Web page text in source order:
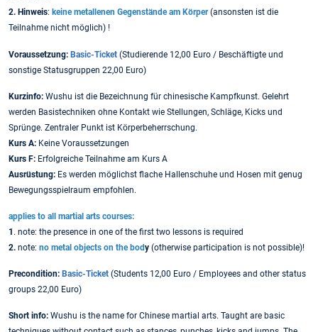
2. Hinweis: keine metallenen Gegenstände am Körper (ansonsten ist die
Teilnahme nicht möglich) !
Voraussetzung: Basic-Ticket (Studierende 12,00 Euro / Beschäftigte und
sonstige Statusgruppen 22,00 Euro)
Kurzinfo: Wushu ist die Bezeichnung für chinesische Kampfkunst. Gelehrt
werden Basistechniken ohne Kontakt wie Stellungen, Schläge, Kicks und
Sprünge. Zentraler Punkt ist Körperbeherrschung.
Kurs A: Keine Voraussetzungen
Kurs F: Erfolgreiche Teilnahme am Kurs A
Ausrüstung: Es werden möglichst flache Hallenschuhe und Hosen mit genug
Bewegungsspielraum empfohlen.
applies to all martial arts courses:
1 . note: the presence in one of the first two lessons is required
2. note: no metal objects on the body (otherwise participation is not possible)!
Precondition: Basic-Ticket (Students 12,00 Euro / Employees and other status
groups 22,00 Euro)
Short info: Wushu is the name for Chinese martial arts. Taught are basic